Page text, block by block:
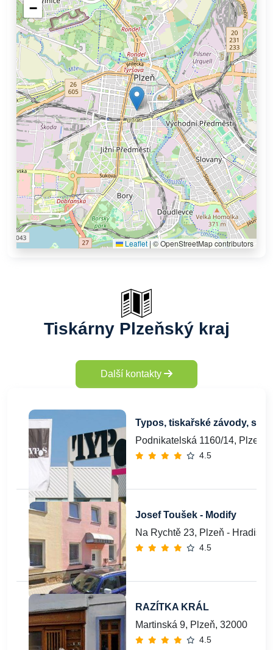
−
Leaflet| © OpenStreetMap contributors
Tiskárny Plzeňský kraj
Další kontakty
Typos, tiskařské závody, s.r.o.
Podnikatelská 1160/14, Plzeň-
4.5
Josef Toušek - Modify
Na Rychtě 23, Plzeň -
4.5
RAZÍTKA KRÁL
Martinská 9, Plzeň, 32000
4.5